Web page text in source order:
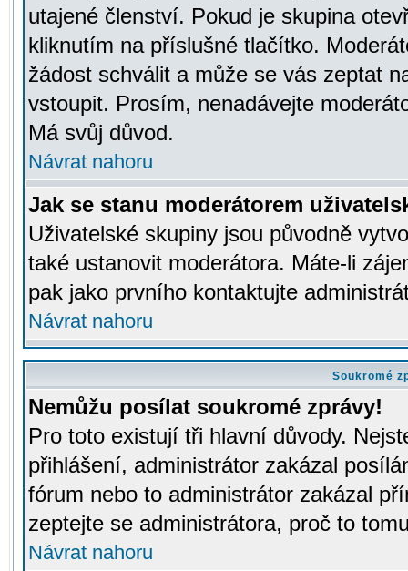
utajené členství. Pokud je skupina
kliknutím na příslušné tlačítko.
žádost schválit a může se vás zeptat
vstoupit. Prosím, nenadávejte
Má svůj důvod.
Návrat nahoru
Jak se stanu moderátorem
Uživatelské skupiny jsou původně
také ustanovit moderátora. Máte-li
pak jako prvního kontaktujte
Návrat nahoru
Soukromé
Nemůžu posílat soukromé zprávy!
Pro toto existují tři hlavní důvody.
přihlášení, administrátor zakázal
fórum nebo to administrátor zakázal
zeptejte se administrátora, proč to
Návrat nahoru